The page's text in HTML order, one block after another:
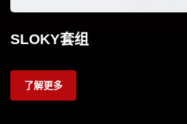
SLOKY套组
了解更多